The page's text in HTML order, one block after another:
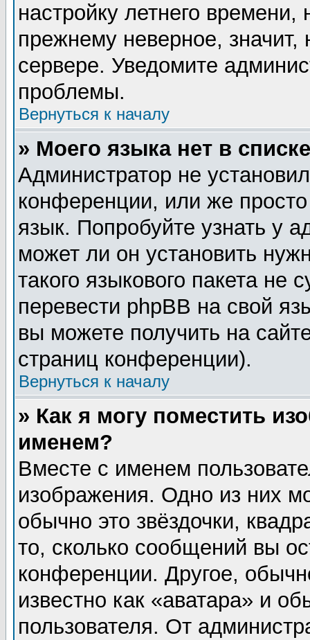
настройку летнего
прежнему неверное,
сервере. Уведомите
проблемы.
Вернуться к началу
» Моего языка нет в
Администратор не
конференции, или же
язык. Попробуйте узнать у
может ли он установить
такого языкового пакета не
перевести phpBB на свой
вы можете получить на
страниц конференции).
Вернуться к началу
» Как я могу поместить
именем?
Вместе с именем
изображения. Одно из них
обычно это звёздочки,
то, сколько сообщений вы
конференции. Другое,
известно как «аватара» и
пользователя. От